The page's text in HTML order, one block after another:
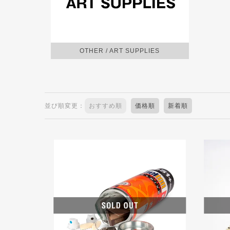
OTHER / ART SUPPLIES
並び順変更： おすすめ順 価格順 新着順